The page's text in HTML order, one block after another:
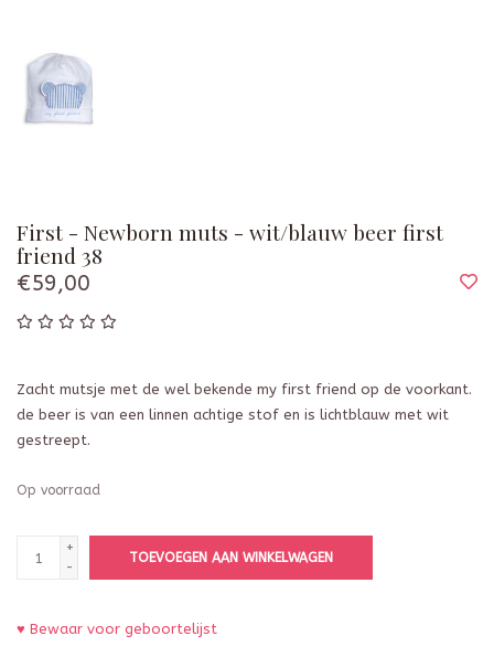
First - Newborn muts - wit/blauw beer first
friend 38
€59,00
Zacht mutsje met de wel bekende my first friend op de voorkant.
de beer is van een linnen achtige stof en is lichtblauw met wit
gestreept.
Op voorraad
+
-
TOEVOEGEN AAN WINKELWAGEN
♥ Bewaar voor geboortelijst